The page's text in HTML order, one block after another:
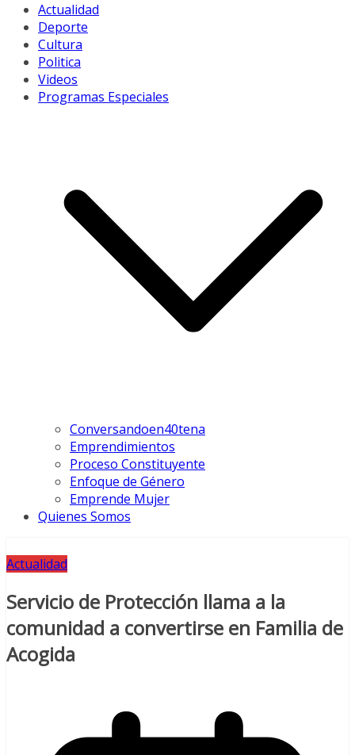
Actualidad
Deporte
Cultura
Politica
Videos
Programas Especiales
Conversandoen40tena
Emprendimientos
Proceso Constituyente
Enfoque de Género
Emprende Mujer
Quienes Somos
Actualidad
Servicio de Protección llama a la
comunidad a convertirse en Familia de
Acogida